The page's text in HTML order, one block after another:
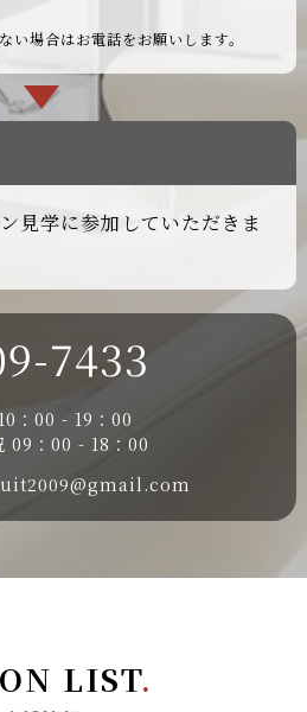
7433
：00 - 19：00
09：00 - 18：00
場合はお電話をお願いします。
見学に参加していただきま
LIST.